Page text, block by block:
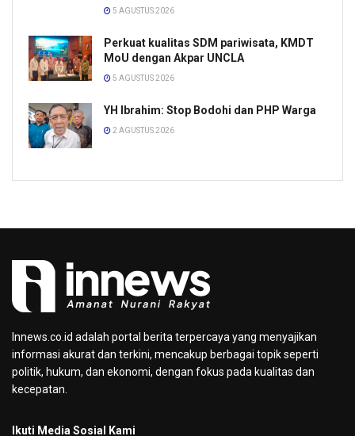
5 AGUSTUS 2026
Perkuat kualitas SDM pariwisata, KMDT
MoU dengan Akpar UNCLA
5 AGUSTUS 2026
YH Ibrahim: Stop Bodohi dan PHP Warga
2 AGUSTUS 2026
Innews.co.id adalah portal berita terpercaya yang menyajikan
informasi akurat dan terkini, mencakup berbagai topik seperti
politik, hukum, dan ekonomi, dengan fokus pada kualitas dan
kecepatan.
Ikuti Media Sosial Kami